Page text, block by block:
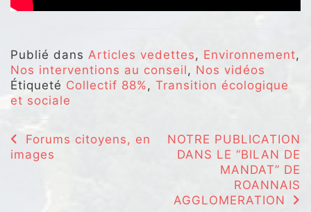
Publié dans Articles vedettes , Environnement,
Nos interventions au conseil , Nos vidéos
Étiqueté Collectif 88% , Transition écologique
et sociale
Navigation
de
Forums citoyens, en
images
NOTRE PUBLICATION
DANS LE “BILAN DE
MANDAT” DE
ROANNAIS
AGGLOMERATION